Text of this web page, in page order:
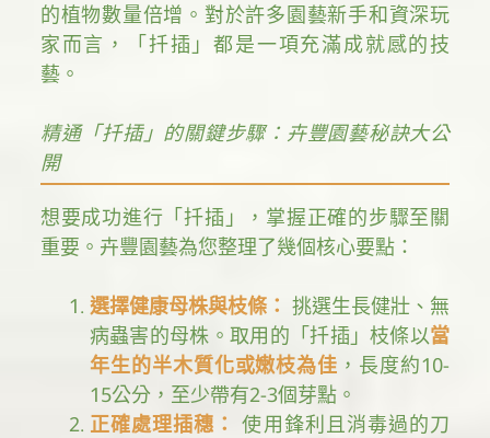
的植物數量倍增。對於許多園藝新手和資深玩
家而言，「扦插」都是一項充滿成就感的技
藝。
精通「扦插」的關鍵步驟：卉豐園藝秘訣大公
開
想要成功進行「扦插」，掌握正確的步驟至關
重要。卉豐園藝為您整理了幾個核心要點：
選擇健康母株與枝條： 挑選生長健壯、無
病蟲害的母株。取用的「扦插」枝條以當
年生的半木質化或嫩枝為佳 ，長度約10-
15公分，至少帶有2-3個芽點。
正確處理插穗： 使用鋒利且消毒過的刀